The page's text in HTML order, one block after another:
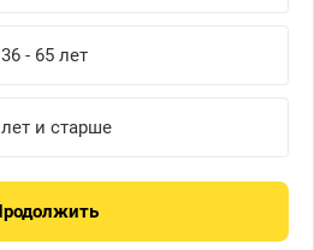
36 - 65 лет
и старше